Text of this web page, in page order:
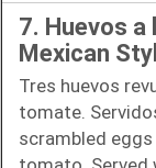
7. Huevos a
Mexican
Tres huevos
tomate.
scrambled